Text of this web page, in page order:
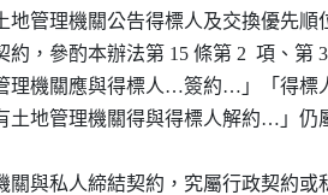
惟土地管理機關公告得標人及交換優先
換契約，參酌本辦法第 15 條第 2  項、第
地管理機關應與得標人…簽約…」「得
公有土地管理機關得與得標人解約…」
政機關與私人締結契約，究屬行政契約